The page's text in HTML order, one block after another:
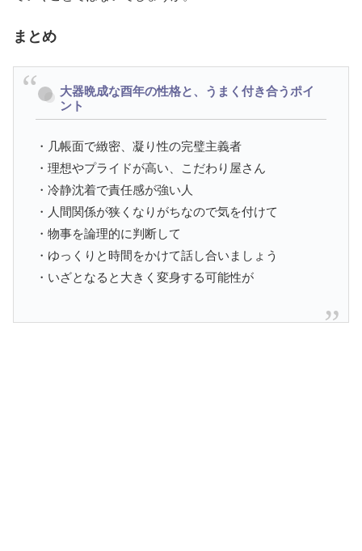
まとめ
大器晩成な酉年の性格と、うまく付き合うポイ
ント
・几帳面で緻密、凝り性の完璧主義者
・理想やプライドが高い、こだわり屋さん
・冷静沈着で責任感が強い人
・人間関係が狭くなりがちなので気を付けて
・物事を論理的に判断して
・ゆっくりと時間をかけて話し合いましょう
・いざとなると大きく変身する可能性が